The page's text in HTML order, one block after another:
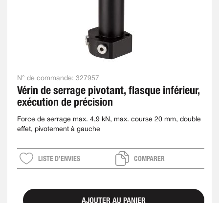
N° de commande: 327957
Vérin de serrage pivotant, flasque inférieur,
exécution de précision
Force de serrage max. 4,9 kN, max. course 20 mm, double
effet, pivotement à gauche
LISTE D’ENVIES COMPARER
AJOUTER AU PANIER